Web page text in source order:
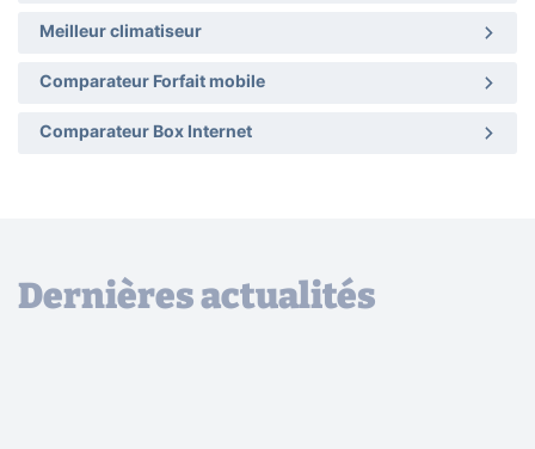
Meilleur climatiseur
Comparateur Forfait mobile
Comparateur Box Internet
Dernières actualités